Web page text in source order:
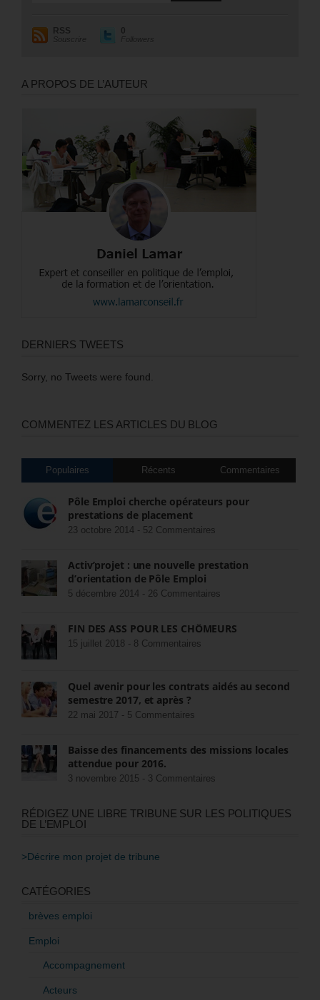
RSS
Souscrire
0
Followers
A PROPOS DE L’AUTEUR
DERNIERS TWEETS
Sorry, no Tweets were found.
COMMENTEZ LES ARTICLES DU BLOG
Populaires Récents Commentaires
Pôle Emploi cherche opérateurs pour
prestations de placement
23 octobre 2014 - 52 Commentaires
Activ’projet : une nouvelle prestation
d’orientation de Pôle Emploi
5 décembre 2014 - 26 Commentaires
FIN DES ASS POUR LES CHÔMEURS
15 juillet 2018 - 8 Commentaires
Quel avenir pour les contrats aidés au second
semestre 2017, et après ?
22 mai 2017 - 5 Commentaires
Baisse des financements des missions locales
attendue pour 2016.
3 novembre 2015 - 3 Commentaires
RÉDIGEZ UNE LIBRE TRIBUNE SUR LES POLITIQUES
DE L’EMPLOI
>Décrire mon projet de tribune
CATÉGORIES
brèves emploi
Emploi
Accompagnement
Acteurs